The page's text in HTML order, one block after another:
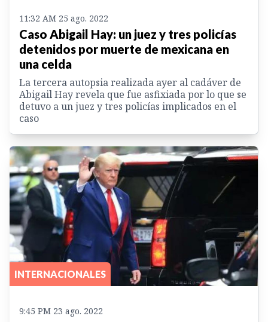
11:32 AM 25 ago. 2022
Caso Abigail Hay: un juez y tres policías
detenidos por muerte de mexicana en
una celda
La tercera autopsia realizada ayer al cadáver de
Abigail Hay revela que fue asfixiada por lo que se
detuvo a un juez y tres policías implicados en el
caso
INTERNACIONALES
9:45 PM 23 ago. 2022